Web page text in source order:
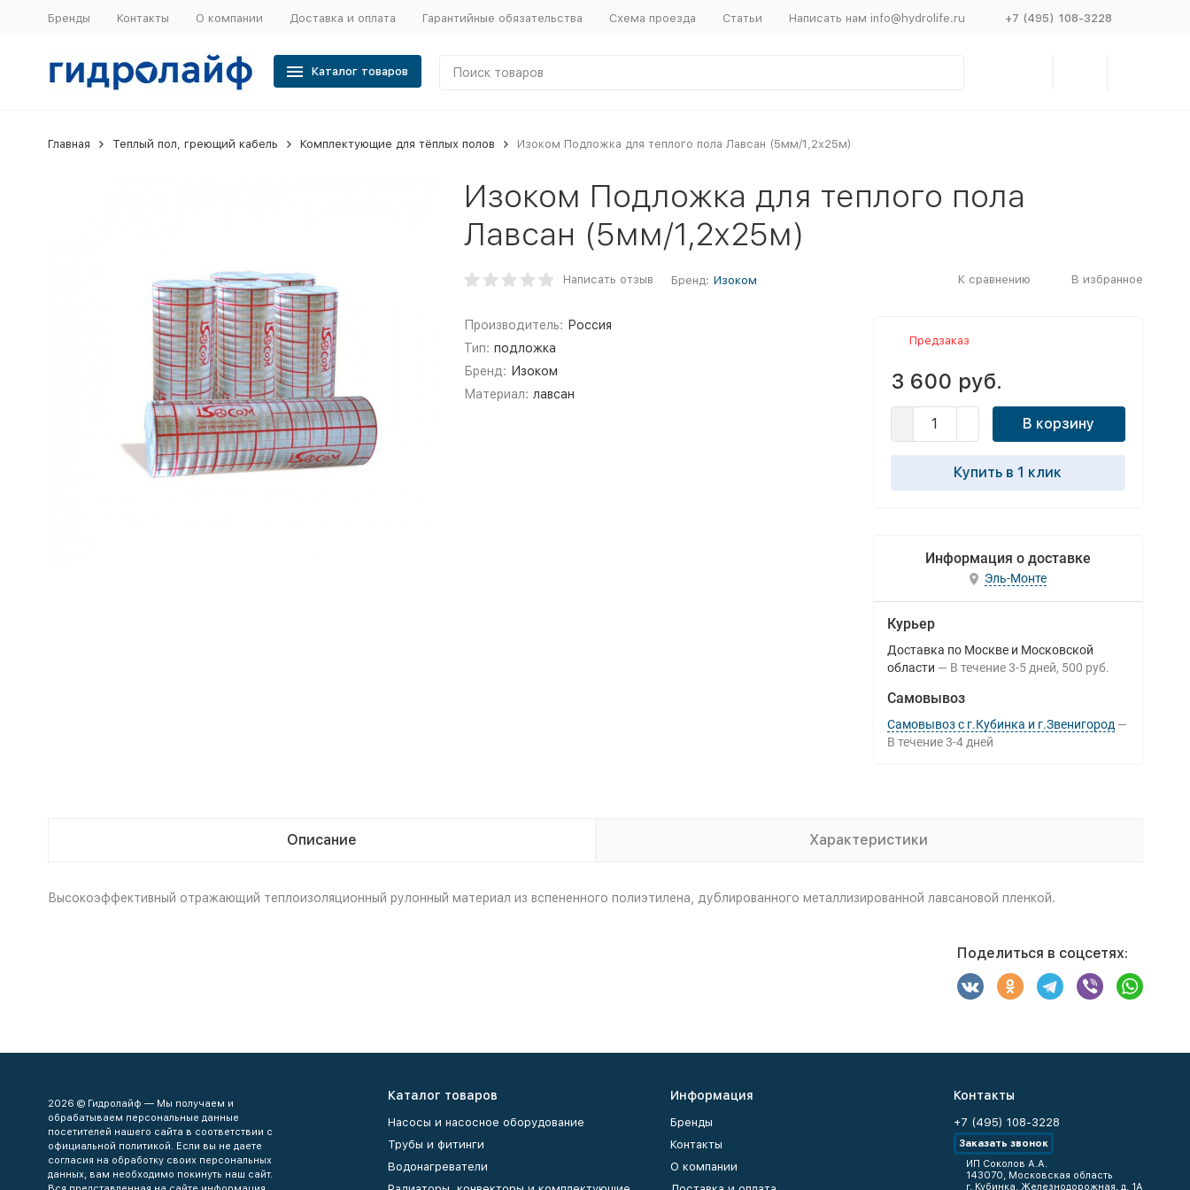
Бренды Контакты О компании Доставка и оплата Гарантийные обязательства Схема проезда Статьи Написать нам info@hydrolife.ru +7 (495) 108-3228
Каталог товаров
Главная Теплый пол, греющий кабель Комплектующие для тёплых полов Изоком Подложка для теплого пола Лавсан (5мм/1,2х25м)
Изоком Подложка для теплого пола
Лавсан (5мм/1,2х25м)
Написать отзыв Бренд: Изоком К сравнению В избранное
Производитель: Россия
Тип: подложка
Бренд: Изоком
Материал: лавсан
Предзаказ
3 600 руб.
В корзину
Купить в 1 клик
Информация о доставке
Эль-Монте
Курьер
Доставка по Москве и Московской
области
В течение 3-5 дней 500 руб.
Самовывоз
Самовывоз с г.Кубинка и г.Звенигород
В течение 3-4 дней
Описание Характеристики
Высокоэффективный отражающий теплоизоляционный рулонный материал из вспененного полиэтилена, дублированного металлизированной лавсановой пленкой.
Поделиться в соцсетях:
2026 © Гидролайф — Мы получаем и
обрабатываем персональные данные
посетителей нашего сайта в соответствии с
официальной политикой. Если вы не даете
согласия на обработку своих персональных
данных, вам необходимо покинуть наш сайт.
Каталог товаров
Насосы и насосное оборудование
Трубы и фитинги
Водонагреватели
Информация
Бренды
Контакты
О компании
Контакты
+7 (495) 108-3228
Заказать звонок
ИП Соколов А.А.
143070, Московская область
г. Кубинка, Железнодорожная, д. 1А